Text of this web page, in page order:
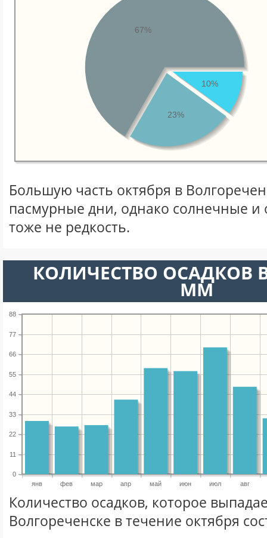
10%
23%
67%
Большую часть октября в
пасмурные дни, однако солнечные
тоже не редкость.
КОЛИЧЕСТВО ОСАДКОВ
ММ
янв фев мар апр май июн июл авг
0
11
22
33
44
55
66
77
88
Количество осадков, которое
Волгореченске в течение октября